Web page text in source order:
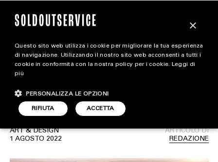
extra
ALL EXTRA
ART & DESIGN
CINEMA
“The Mirror Line”: il
grattacielo più lungo del
mondo costerà un trilione
ART & DESIGN
1 AGOSTO 2022
ARTICOLO DI
REDAZIONE
×
Questo sito web utilizza i cookie per migliorare la tua esperienza
di navigazione. Utilizzando il nostro sito web acconsenti a tutti i
cookie in conformità con la nostra policy per i cookie. Leggi di
più
ACCETTA
RIFIUTA
PERSONALIZZA LE OPZIONI